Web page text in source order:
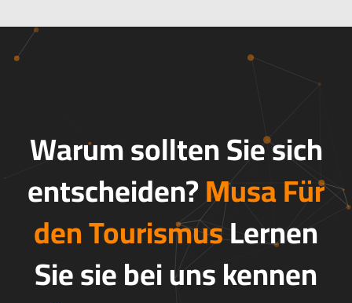
Warum sollten Sie sich
entscheiden?MusaFür
den TourismusLernen
Sie sie bei uns kennen